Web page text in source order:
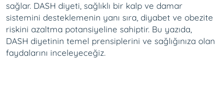
sağlar. DASH diyeti, sağlıklı bir kalp ve damar
sistemini desteklemenin yanı sıra, diyabet ve obezite
riskini azaltma potansiyeline sahiptir. Bu yazıda,
DASH diyetinin temel prensiplerini ve sağlığınıza olan
faydalarını inceleyeceğiz.